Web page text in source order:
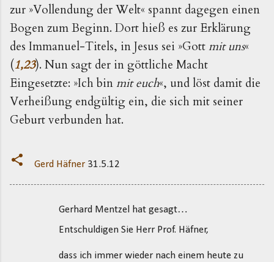
zur »Vollendung der Welt« spannt dagegen einen
Bogen zum Beginn. Dort hieß es zur Erklärung
des Immanuel-Titels, in Jesus sei »Gottmit uns«
(1,23). Nun sagt der in göttliche Macht
Eingesetzte: »Ich binmit euch«, und löst damit die
Verheißung endgültig ein, die sich mit seiner
Geburt verbunden hat.
Gerd Häfner 31.5.12
Gerhard Mentzel hat gesagt…
Entschuldigen Sie Herr Prof. Häfner,
dass ich immer wieder nach einem heute zu